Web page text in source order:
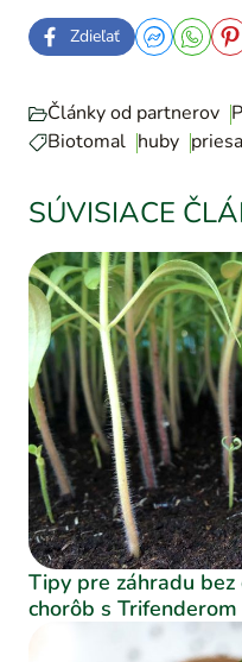
Zdieľať
Články od partnerov
Biotomal huby
SÚVISIACE
Tipy pre záhradu
chorôb s Trifenderom